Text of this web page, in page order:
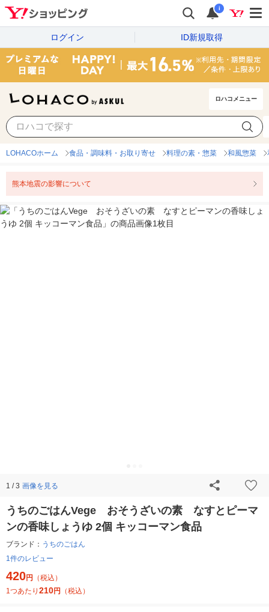
i
ログイン ID新規取得
ロハコメニュー
LOHACOホーム 食品・調味料・お取り寄せ 料理の素・惣菜 和風惣菜
熊本地震の影響について
1 / 3 画像を見る
うちのごはんVege おそうざいの素 なすとピーマ
ンの香味しょうゆ 2個 キッコーマン食品
ブランド： うちのごはん
1件のレビュー
420円
（税込）
1つあたり 210円 （税込）